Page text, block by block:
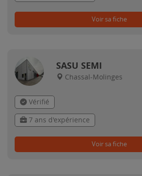
Voir sa fiche
SASU SEMI
Chassal-Molinges
Vérifié
7 ans d'expérience
Voir sa fiche